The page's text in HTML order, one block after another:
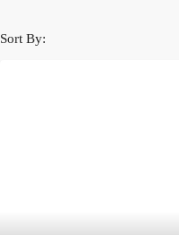
Sort By: